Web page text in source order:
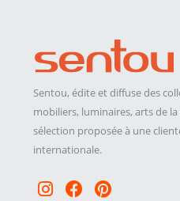
Sentou, édite et diffuse des
mobiliers, luminaires, arts de
sélection proposée à une
internationale.
Instagram
Facebook
Pinterest